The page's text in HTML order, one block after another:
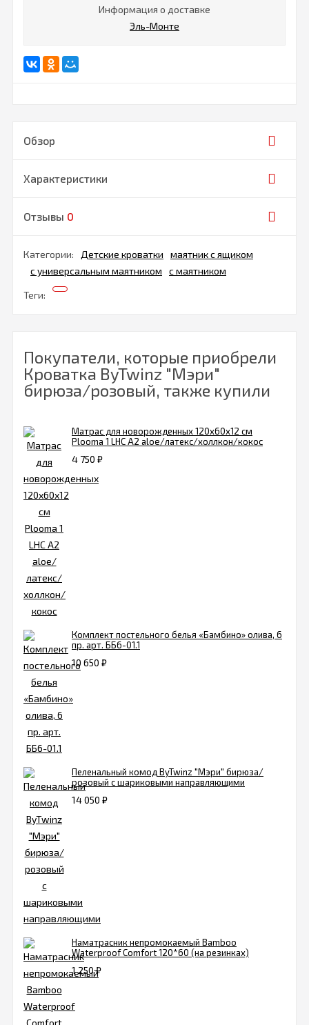
Информация о доставке
Эль-Монте
Обзор
Характеристики
Отзывы 0
Категории: Детские кроватки
маятник с ящиком
с универсальным маятником
с маятником
Теги:
Покупатели, которые приобрели
Кроватка ByTwinz "Мэри"
бирюза/розовый, также купили
Матрас для новорожденных 120х60х12 cм
Plooma 1 LHC А2 aloe/латекс/холлкон/кокос
4 750 ₽
Комплект постельного белья «Бамбино» олива, 6
пр. арт. ББ6-01.1
10 650 ₽
Пеленальный комод ByTwinz "Мэри" бирюза/
розовый с шариковыми направляющими
14 050 ₽
Наматрасник непромокаемый Bamboo
Waterproof Comfort 120*60 (на резинках)
1 250₽